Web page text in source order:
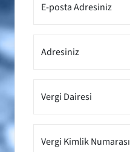
E-posta Adresiniz
Adresiniz
Vergi Dairesi
Vergi Kimlik Numarası